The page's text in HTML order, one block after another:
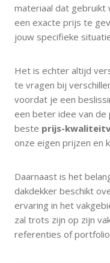
materiaal dat gebruikt
een exacte prijs te
jouw specifieke
Het is echter altijd
te vragen bij
voordat je een
een beter idee van de
beste prijs-
onze eigen prijzen en
Daarnaast is het
dakdekker beschikt
ervaring in het
zal trots zijn op zijn
referenties of